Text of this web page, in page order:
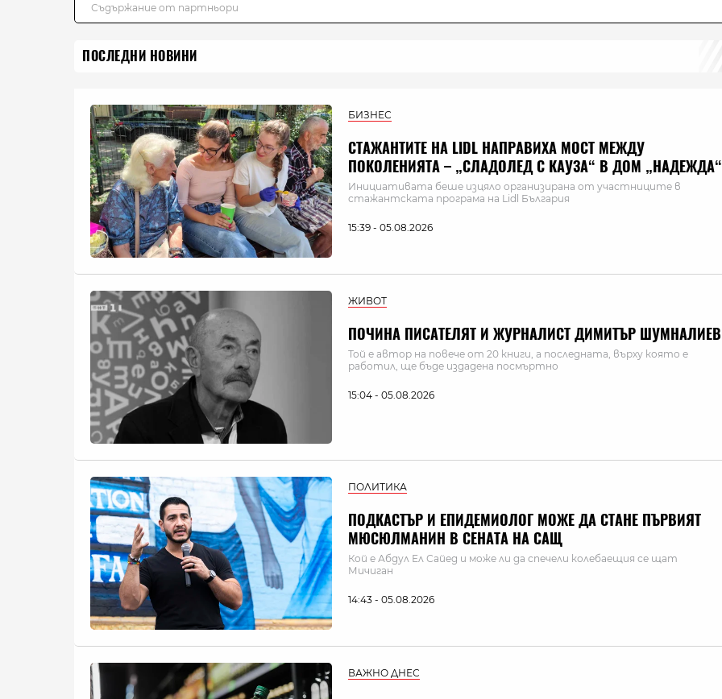
ПОСЛЕДНИ НОВИНИ
БИЗНЕС
СТАЖАНТИТЕ НА LIDL НАПРАВИХА МОСТ МЕЖДУ
ПОКОЛЕНИЯТА – „СЛАДОЛЕД С КАУЗА“ В ДОМ „НАДЕЖДА“
Инициативата беше изцяло организирана от участниците в
стажантската програма на Lidl България
15:39 - 05.08.2026
ЖИВОТ
ПОЧИНА ПИСАТЕЛЯТ И ЖУРНАЛИСТ ДИМИТЪР ШУМНАЛИЕВ
Той е автор на повече от 20 книги, а последната, върху която е
работил, ще бъде издадена посмъртно
15:04 - 05.08.2026
ПОЛИТИКА
ПОДКАСТЪР И ЕПИДЕМИОЛОГ МОЖЕ ДА СТАНЕ ПЪРВИЯТ
МЮСЮЛМАНИН В СЕНАТА НА САЩ
Кой е Абдул Ел Сайед и може ли да спечели колебаещия се щат
Мичиган
14:43 - 05.08.2026
ВАЖНО ДНЕС